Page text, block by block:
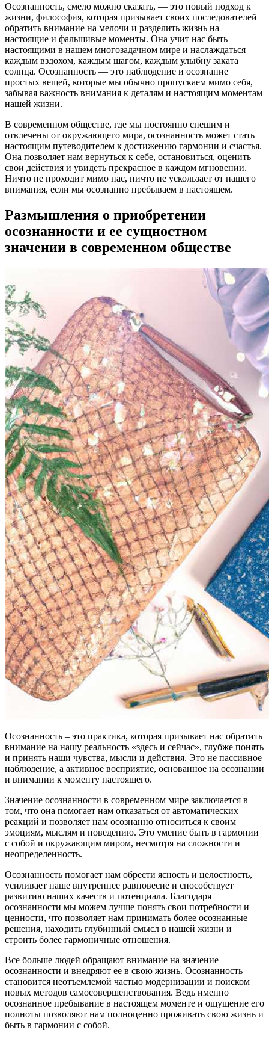
Осознанность, смело можно сказать, — это новый подход к
жизни, философия, которая призывает своих последователей
обратить внимание на мелочи и разделить жизнь на
настоящие и фальшивые моменты. Она учит нас быть
настоящими в нашем многозадачном мире и наслаждаться
каждым вздохом, каждым шагом, каждым улыбну заката
солнца. Осознанность — это наблюдение и осознание
простых вещей, которые мы обычно пропускаем мимо себя,
забывая важность внимания к деталям и настоящим моментам
нашей жизни.
В современном обществе, где мы постоянно спешим и
отвлечены от окружающего мира, осознанность может стать
настоящим путеводителем к достижению гармонии и счастья.
Она позволяет нам вернуться к себе, остановиться, оценить
свои действия и увидеть прекрасное в каждом мгновении.
Ничто не проходит мимо нас, ничто не ускользает от нашего
внимания, если мы осознанно пребываем в настоящем.
Размышления о приобретении
осознанности и ее сущностном
значении в современном обществе
Осознанность – это практика, которая призывает нас обратить
внимание на нашу реальность «здесь и сейчас», глубже понять
и принять наши чувства, мысли и действия. Это не пассивное
наблюдение, а активное восприятие, основанное на осознании
и внимании к моменту настоящего.
Значение осознанности в современном мире заключается в
том, что она помогает нам отказаться от автоматических
реакций и позволяет нам осознанно относиться к своим
эмоциям, мыслям и поведению. Это умение быть в гармонии
с собой и окружающим миром, несмотря на сложности и
неопределенность.
Осознанность помогает нам обрести ясность и целостность,
усиливает наше внутреннее равновесие и способствует
развитию наших качеств и потенциала. Благодаря
осознанности мы можем лучше понять свои потребности и
ценности, что позволяет нам принимать более осознанные
решения, находить глубинный смысл в нашей жизни и
строить более гармоничные отношения.
Все больше людей обращают внимание на значение
осознанности и внедряют ее в свою жизнь. Осознанность
становится неотъемлемой частью модернизации и поиском
новых методов самосовершенствования. Ведь именно
осознанное пребывание в настоящем моменте и ощущение его
полноты позволяют нам полноценно проживать свою жизнь и
быть в гармонии с собой.